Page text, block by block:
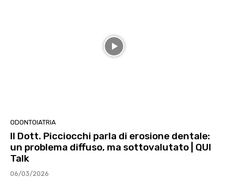
ODONTOIATRIA
Il Dott. Picciocchi parla di erosione dentale:
un problema diffuso, ma sottovalutato | QUI
Talk
06/03/2026